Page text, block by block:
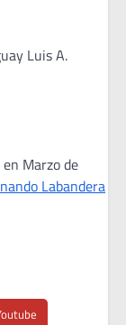
Luis A.
Marzo de
Labandera